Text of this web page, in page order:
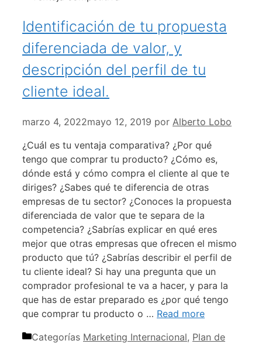
Identificación de tu propuesta
diferenciada de valor, y
descripción del perfil de tu
cliente ideal.
marzo 4, 2022mayo 12, 2019 por Alberto Lobo
¿Cuál es tu ventaja comparativa? ¿Por qué
tengo que comprar tu producto? ¿Cómo es,
dónde está y cómo compra el cliente al que te
diriges? ¿Sabes qué te diferencia de otras
empresas de tu sector? ¿Conoces la propuesta
diferenciada de valor que te separa de la
competencia? ¿Sabrías explicar en qué eres
mejor que otras empresas que ofrecen el mismo
producto que tú? ¿Sabrías describir el perfil de
tu cliente ideal? Si hay una pregunta que un
comprador profesional te va a hacer, y para la
que has de estar preparado es ¿por qué tengo
que comprar tu producto o … Read more
Categorías Marketing Internacional, Plan de